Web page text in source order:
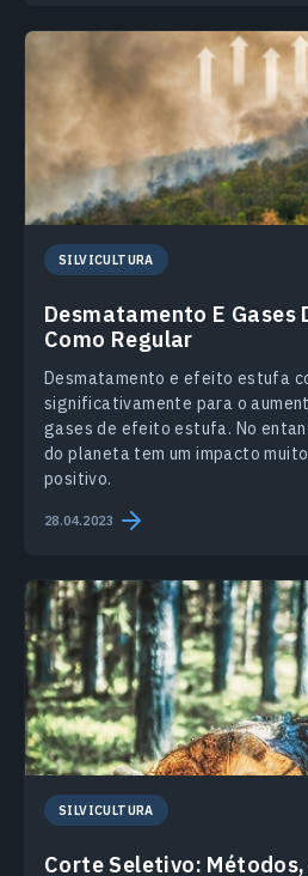
SILVICULTURA
Desmatamento E
Como Regular
Desmatamento e efeito estufa
significativamente para o
gases de efeito estufa. No
do planeta tem um impacto
positivo.
28.04.2023
SILVICULTURA
Corte Seletivo: